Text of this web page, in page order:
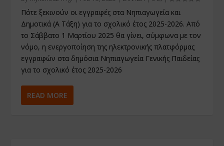
Πότε ξεκινούν οι εγγραφές στα Νηπιαγωγεία και
Δημοτικά (Α Τάξη) για το σχολικό έτος 2025-2026. Από
το Σάββατο 1 Μαρτίου 2025 θα γίνει, σύμφωνα με τον
νόμο, η ενεργοποίηση της ηλεκτρονικής πλατφόρμας
εγγραφών στα δημόσια Νηπιαγωγεία Γενικής Παιδείας
για το σχολικό έτος 2025-2026
READ MORE